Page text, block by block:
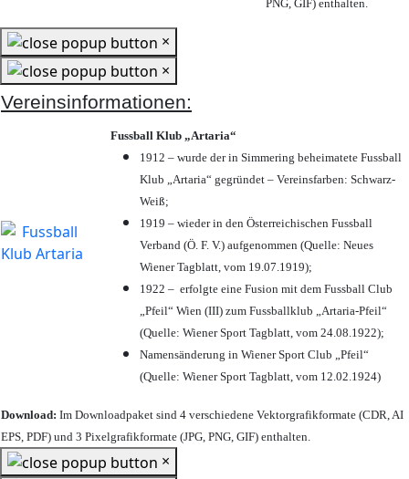
PNG, GIF) enthalten.
×
×
Vereinsinformationen:
Fussball Klub „Artaria“
1912 – wurde der in Simmering beheimatete Fussball
Klub „Artaria“ gegründet – Vereinsfarben: Schwarz-
Weiß;
1919 – wieder in den Österreichischen Fussball
Verband (Ö. F. V.) aufgenommen (Quelle: Neues
Wiener Tagblatt, vom 19.07.1919);
1922 – erfolgte eine Fusion mit dem Fussball Club
„Pfeil“ Wien (III) zum Fussballklub „Artaria-Pfeil“
(Quelle: Wiener Sport Tagblatt, vom 24.08.1922);
Namensänderung in Wiener Sport Club „Pfeil“
(Quelle: Wiener Sport Tagblatt, vom 12.02.1924)
Download: Im Downloadpaket sind 4 verschiedene Vektorgrafikformate (CDR, AI
EPS, PDF) und 3 Pixelgrafikformate (JPG, PNG, GIF) enthalten.
×